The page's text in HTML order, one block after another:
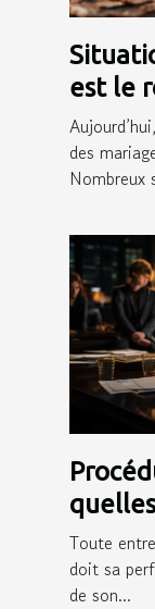
est le
des
Nombreux
Toute
doit sa
de son...